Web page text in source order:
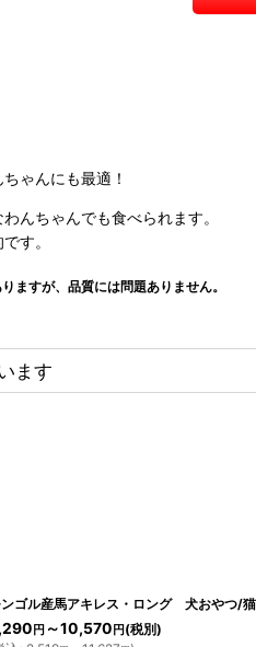
ゃんにも最適！
んちゃんでも食べられます。
す。
ますが、品質には問題ありません。
ます
ンゴル産馬アキレス・ロング 犬おやつ/
円～10,570 円(税別)